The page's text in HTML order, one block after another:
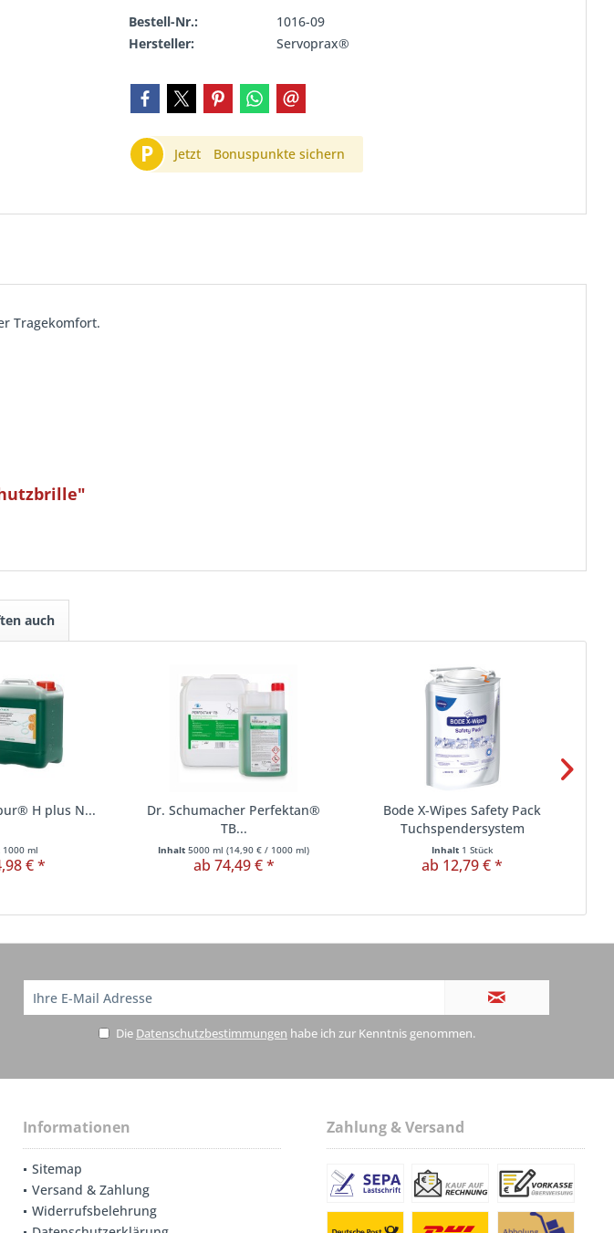
Bestell-Nr.:
1016-09
Hersteller:
Servoprax®
P Jetzt Bonuspunkte sichern
Tragekomfort.
auch
H plus N...
1000 ml
€ *
Dr. Schumacher Perfektan®
TB...
Inhalt5000 ml(14,90 € / 1000 ml)
ab 74,49 € *
Bode X-Wipes Safety Pack
Tuchspendersystem
Inhalt 1 Stück
ab 12,79 € *
Die Datenschutzbestimmungen habe ich zur Kenntnis genommen.
Informationen
Sitemap
Versand & Zahlung
Widerrufsbelehrung
Zahlung & Versand